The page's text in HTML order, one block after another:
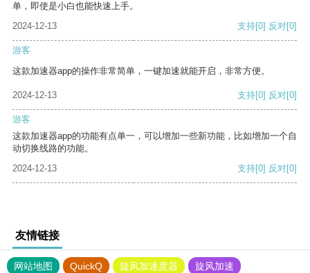
单，即使是小白也能快速上手。
2024-12-13
支持[0] 反对[0]
游客
这款加速器app的操作非常简单，一键加速就能开启，非常方便。
2024-12-13 支持[0] 反对[0]
游客
这款加速器app的功能有点单一，可以增加一些新功能，比如增加一个自
动切换线路的功能。
2024-12-13
支持[0] 反对[0]
友情链接
网站地图 QuickQ 旋风加速度器
旋风加速